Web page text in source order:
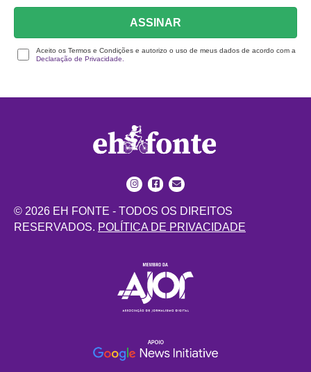
ASSINAR
Aceito os Termos e Condições e autorizo o uso de meus dados de acordo com a
Declaração de Privacidade.
© 2026 EH FONTE - TODOS OS DIREITOS
RESERVADOS. POLÍTICA DE PRIVACIDADE